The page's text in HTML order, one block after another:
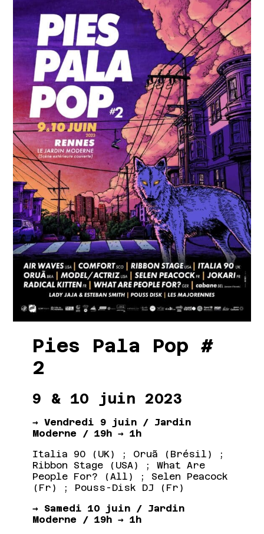
Pies Pala Pop #
2
9 & 10 juin 2023
→ Vendredi 9 juin / Jardin
Moderne / 19h → 1h
Italia 90 (UK) ; Oruã (Brésil) ;
Ribbon Stage (USA) ; What Are
People For? (All) ; Selen Peacock
(Fr) ; Pouss-Disk DJ (Fr)
→ Samedi 10 juin / Jardin
Moderne / 19h → 1h